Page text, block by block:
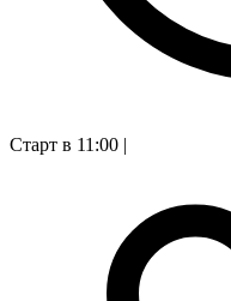
Старт в 11:00 |